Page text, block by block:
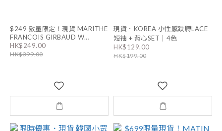
$249 數量限定！現貨 MARITHE
FRANCOIS GIRBAUD W
CLASSIC LOGO CROP TEE 短款
｜3色
HK$249.00
HK$399.00
現貨．KOREA 小性感跌膊LACE
短袖 + 背心SET｜4色
HK$129.00
HK$199.00